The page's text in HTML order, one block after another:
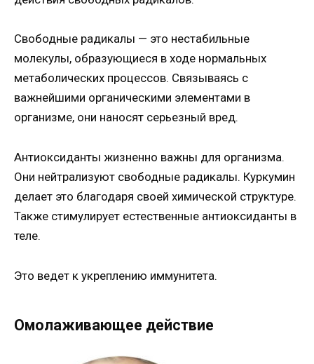
Свободные радикалы — это нестабильные
молекулы, образующиеся в ходе нормальных
метаболических процессов. Связываясь с
важнейшими органическими элементами в
организме, они наносят серьезный вред.
Антиоксиданты жизненно важны для организма.
Они нейтрализуют свободные радикалы. Куркумин
делает это благодаря своей химической структуре.
Также стимулирует естественные антиоксиданты в
теле.
Это ведет к укреплению иммунитета.
Омолаживающее действие